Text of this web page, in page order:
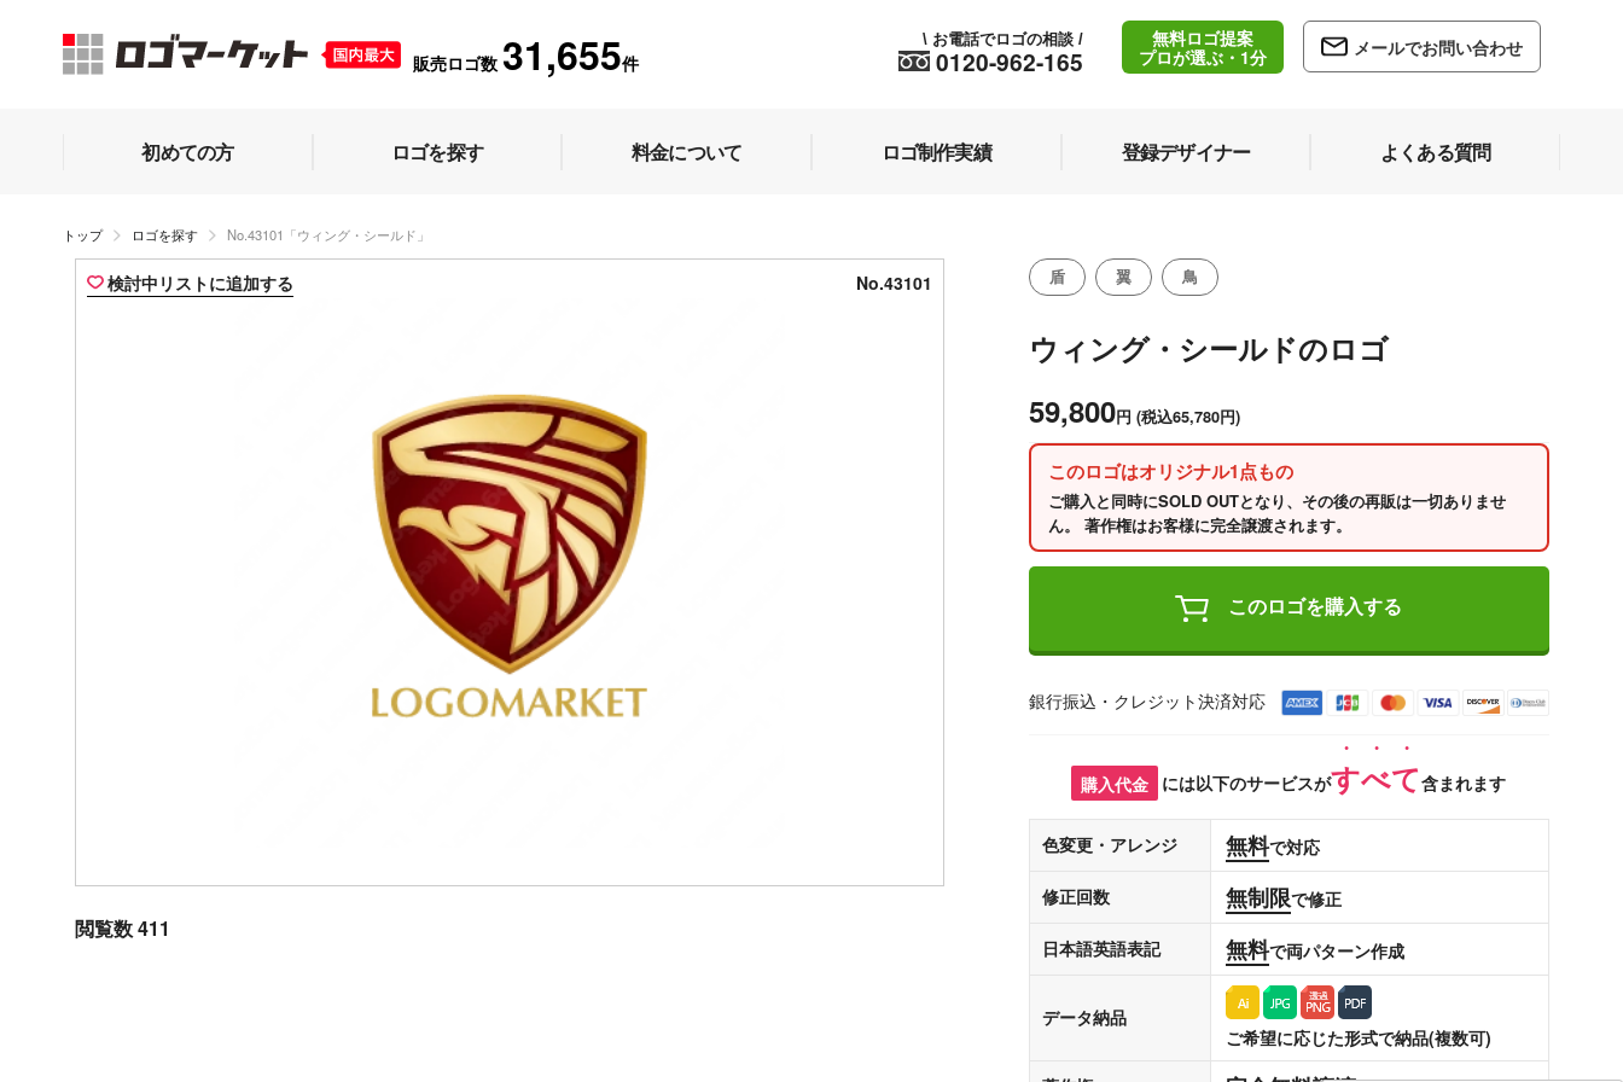
販売ロゴ数 31,655件 0120-962-165
\ お電話でロゴの相談 /
無料ロゴ提案
プロが選ぶ・1分
メールでお問い合わせ
初めての方 ロゴを探す 料金について ロゴ制作実績 登録デザイナー よくある質問
トップ ロゴを探す No.43101「ウィング・シールド」
検討中リストに追加する No.43101
閲覧数 411
盾 翼 鳥
ウィング・シールドのロゴ
59,800円 (税込65,780円)
このロゴはオリジナル1点もの
ご購入と同時にSOLD OUTとなり、その後の再販は一切ありませ
ん。 著作権はお客様に完全譲渡されます。
このロゴを購入する
銀行振込・クレジット決済対応
購入代金 には以下のサービスがすべて含まれます
色変更・アレンジ 無料で対応
修正回数 無制限で修正
日本語英語表記 無料で両パターン作成
データ納品
ご希望に応じた形式で納品(複数可)